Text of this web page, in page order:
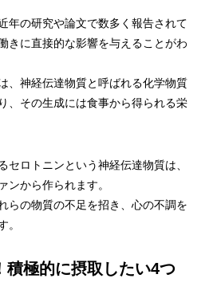
年の研究や論文で数多く報告されて
きに直接的な影響を与えることがわ
、神経伝達物質と呼ばれる化学物質
、その生成には食事から得られる栄
セロトニンという神経伝達物質は、
ンから作られます。
らの物質の不足を招き、心の不調を
。
積極的に摂取したい4つ